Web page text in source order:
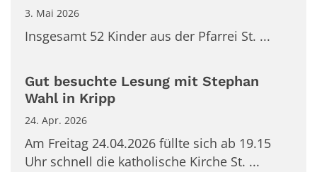
3. Mai 2026
Insgesamt 52 Kinder aus der Pfarrei St. ...
Gut besuchte Lesung mit Stephan
Wahl in Kripp
24. Apr. 2026
Am Freitag 24.04.2026 füllte sich ab 19.15
Uhr schnell die katholische Kirche St. ...